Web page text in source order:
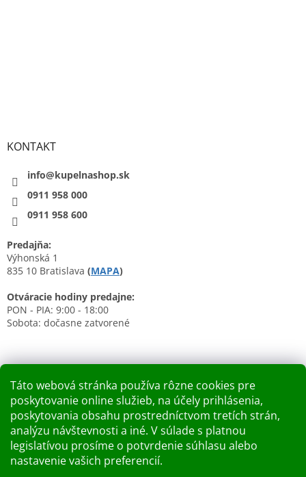
Táto webová stránka používa rôzne cookies pre
poskytovanie online služieb, na účely prihlásenia,
poskytovania obsahu prostredníctvom tretích strán,
analýzu návštevnosti a iné. V súlade s platnou
legislatívou prosíme o potvrdenie súhlasu alebo
nastavenie vašich preferencií.
KONTAKT
info@kupelnashop.sk
0911 958 000
0911 958 600
Predajňa:
Výhonská 1
835 10 Bratislava (MAPA)
Otváracie hodiny predajne:
PON - PIA: 9:00 - 18:00
Sobota: dočasne zatvorené
Nákupný košík
0KS / 0 €